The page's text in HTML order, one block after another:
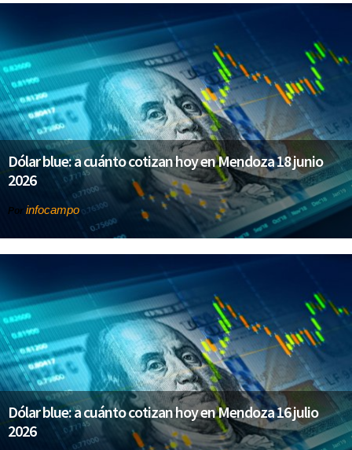
Dólar blue: a cuánto cotizan hoy en Mendoza 18 junio
2026
Por infocampo
Dólar blue: a cuánto cotizan hoy en Mendoza 16 julio
2026